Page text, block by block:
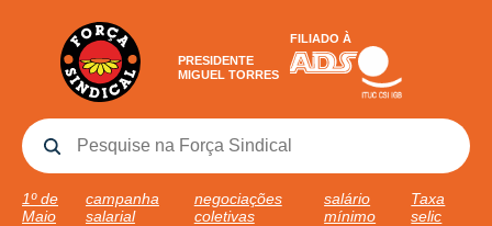
PRESIDENTE
MIGUEL TORRES
FILIADO À
1º de
Maio
campanha
salarial
negociações
coletivas
salário
mínimo
Taxa
selic